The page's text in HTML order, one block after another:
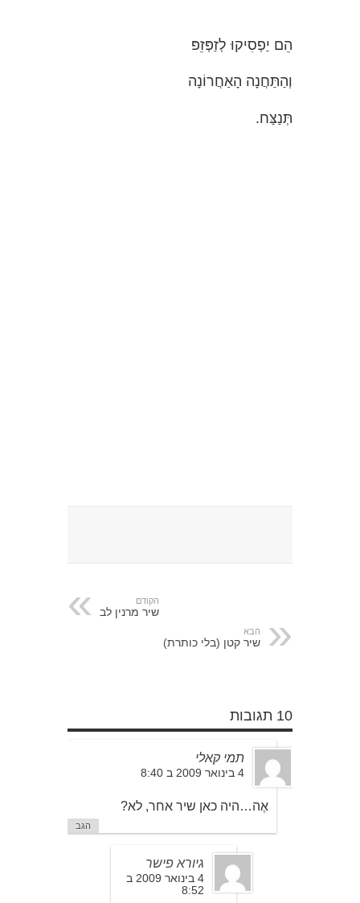
הֵם יַפְסִיקוּ לְזַפְּזֵפּ
וְהַתַּחֲנָה הָאַחֲרוֹנָה
תְּנַצַּח.
הקודם
שיר מרנין לב
הבא
שיר קטן (בלי כותרת)
10 תגובות
תמי קאלי
4 בינואר 2009 ב 8:40
אֶה…היה כאן שיר אחר, לא?
הגב
גיורא פישר
4 בינואר 2009 ב
8:52